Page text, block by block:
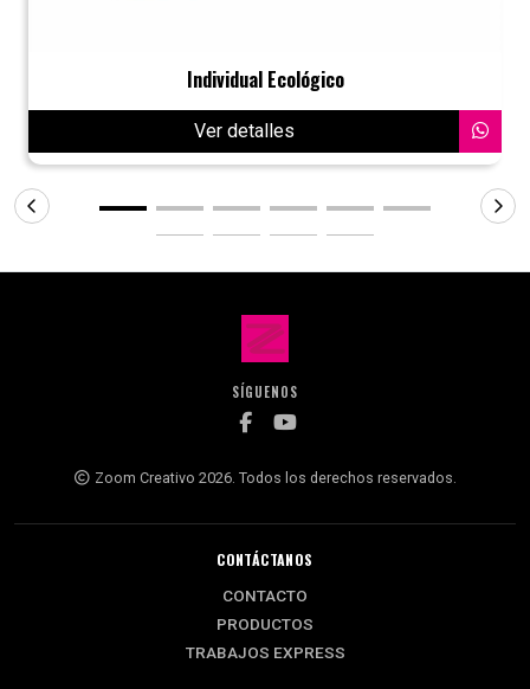
Individual Ecológico
Ver detalles
SÍGUENOS
Zoom Creativo 2026. Todos los derechos reservados.
CONTÁCTANOS
CONTACTO
PRODUCTOS
TRABAJOS EXPRESS